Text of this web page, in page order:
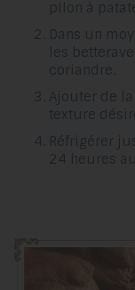
pilon à
Dans un
les
coriandre.
Ajouter de
texture
Réfrigérer
24 heures